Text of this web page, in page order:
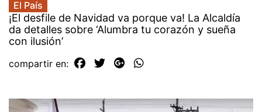
El País
¡El desfile de Navidad va porque va! La Alcaldía
da detalles sobre ‘Alumbra tu corazón y sueña
con ilusión’
compartir en: